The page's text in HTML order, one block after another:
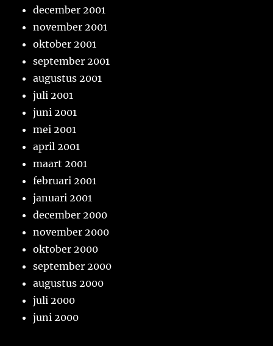
december 2001
november 2001
oktober 2001
september 2001
augustus 2001
juli 2001
juni 2001
mei 2001
april 2001
maart 2001
februari 2001
januari 2001
december 2000
november 2000
oktober 2000
september 2000
augustus 2000
juli 2000
juni 2000